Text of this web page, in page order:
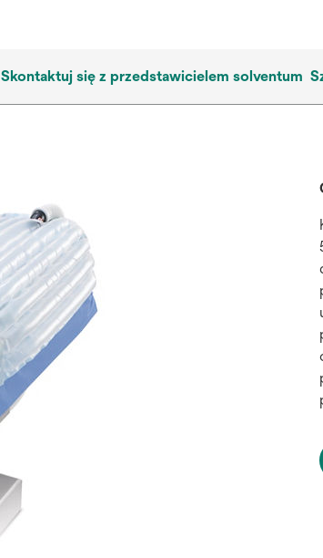
Skontaktuj się z przedstawicielem solventum